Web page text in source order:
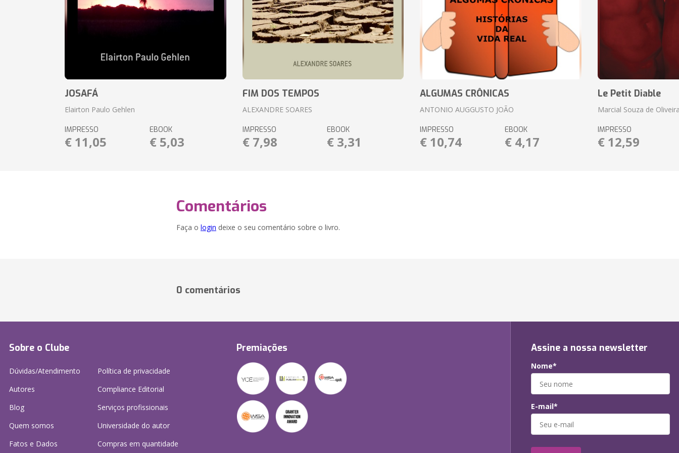
JOSAFÁ
Elairton Paulo Gehlen
IMPRESSO
€ 11,05
EBOOK
€ 5,03
FIM DOS TEMPOS
ALEXANDRE SOARES
IMPRESSO
€ 7,98
EBOOK
€ 3,31
ALGUMAS CRÔNICAS
ANTONIO AUGGUSTO JOÃO
IMPRESSO
€ 10,74
EBOOK
€ 4,17
Le Petit Diable
Marcial Souza de
IMPRESSO
€ 12,59
Comentários
Faça o login deixe o seu comentário sobre o livro.
0 comentários
Sobre o Clube
Dúvidas/Atendimento
Autores
Blog
Quem somos
Fatos e Dados
Política de privacidade
Compliance Editorial
Serviços profissionais
Universidade do autor
Compras em quantidade
Premiações Assine a nossa newsletter
Nome*
E-mail*